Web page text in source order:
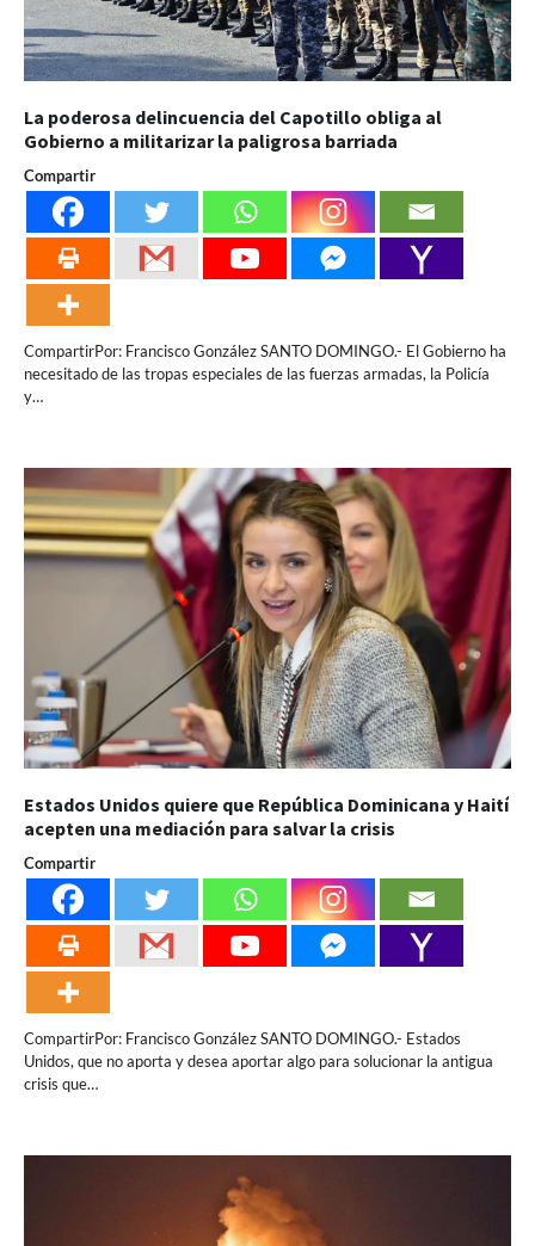
La poderosa delincuencia del Capotillo obliga al
Gobierno a militarizar la paligrosa barriada
Compartir
CompartirPor: Francisco González SANTO DOMINGO.- El Gobierno ha
necesitado de las tropas especiales de las fuerzas armadas, la Policía
y…
Estados Unidos quiere que República Dominicana y Haití
acepten una mediación para salvar la crisis
Compartir
CompartirPor: Francisco González SANTO DOMINGO.- Estados
Unidos, que no aporta y desea aportar algo para solucionar la antigua
crisis que…